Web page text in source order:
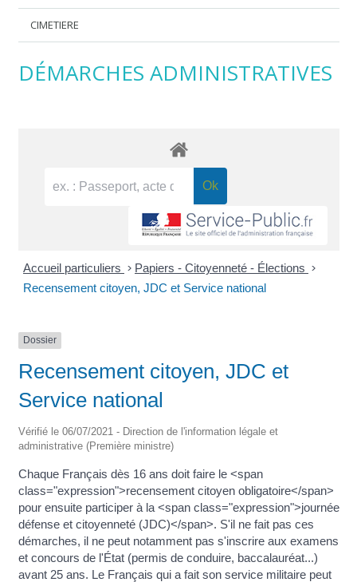
CIMETIERE
DÉMARCHES ADMINISTRATIVES
Accueil particuliers > Papiers - Citoyenneté - Élections >
Recensement citoyen, JDC et Service national
Dossier
Recensement citoyen, JDC et
Service national
Vérifié le 06/07/2021 - Direction de l'information légale et
administrative (Première ministre)
Chaque Français dès 16 ans doit faire le <span
class="expression">recensement citoyen obligatoire</span>
pour ensuite participer à la <span class="expression">journée
défense et citoyenneté (JDC)</span>. S'il ne fait pas ces
démarches, il ne peut notamment pas s'inscrire aux examens
et concours de l'État (permis de conduire, baccalauréat...)
avant 25 ans. Le Français qui a fait son service militaire peut